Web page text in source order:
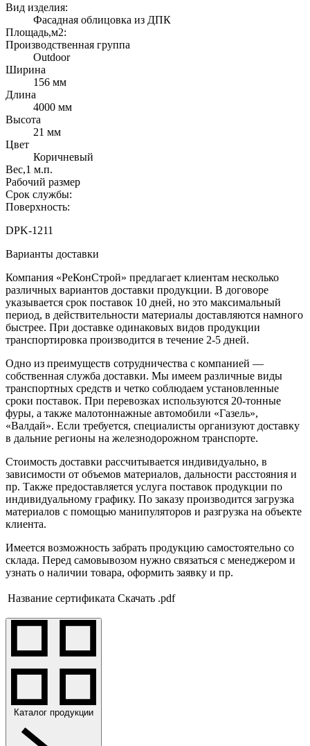
Вид изделия:
Фасадная облицовка из ДПК
Площадь,м2:
Производственная группа
Outdoor
Ширина
156 мм
Длина
4000 мм
Высота
21 мм
Цвет
Коричневый
Вес,1 м.п.
Рабочий размер
Срок службы:
Поверхность:
DPK-1211
Варианты доставки
Компания «РеКонСтрой» предлагает клиентам несколько
различных вариантов доставки продукции. В договоре
указывается срок поставок 10 дней, но это максимальный
период, в действительности материалы доставляются намного
быстрее. При доставке одинаковых видов продукции
транспортировка производится в течение 2-5 дней.
Одно из преимуществ сотрудничества с компанией —
собственная служба доставки. Мы имеем различные виды
транспортных средств и четко соблюдаем установленные
сроки поставок. При перевозках используются 20-тонные
фуры, а также малотоннажные автомобили «Газель»,
«Валдай». Если требуется, специалисты организуют доставку
в дальние регионы на железнодорожном транспорте.
Стоимость доставки рассчитывается индивидуально, в
зависимости от объемов материалов, дальности расстояния и
пр. Также предоставляется услуга поставок продукции по
индивидуальному графику. По заказу производится загрузка
материалов с помощью манипуляторов и разгрузка на объекте
клиента.
Имеется возможность забрать продукцию самостоятельно со
склада. Перед самовывозом нужно связаться с менеджером и
узнать о наличии товара, оформить заявку и пр.
Название сертификата Скачать .pdf
Каталог продукции